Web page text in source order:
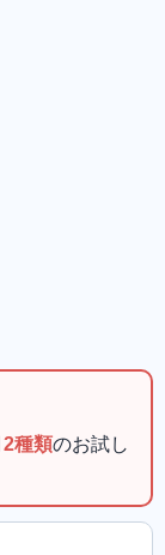
2種類のお試し